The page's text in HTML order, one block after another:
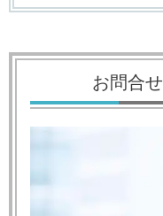
お問合